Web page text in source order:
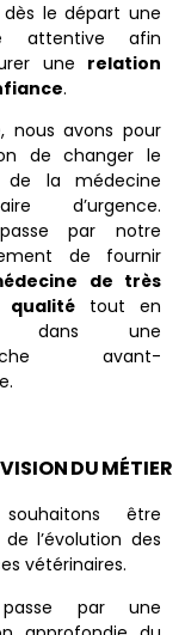
dès le départ une
attentive afin
une relation
.
nous avons pour
de changer le
de la médecine
d’urgence.
par notre
de fournir
de très
qualité tout en
dans une
avant-
DU MÉTIER
être
l’évolution des
vétérinaires.
par une